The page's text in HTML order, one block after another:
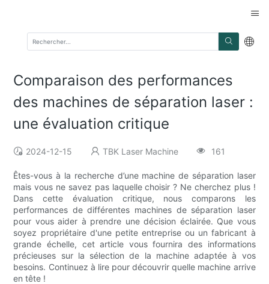
Comparaison des performances
des machines de séparation laser :
une évaluation critique
2024-12-15 TBK Laser Machine 161
Êtes-vous à la recherche d’une machine de séparation laser
mais vous ne savez pas laquelle choisir ? Ne cherchez plus !
Dans cette évaluation critique, nous comparons les
performances de différentes machines de séparation laser
pour vous aider à prendre une décision éclairée. Que vous
soyez propriétaire d'une petite entreprise ou un fabricant à
grande échelle, cet article vous fournira des informations
précieuses sur la sélection de la machine adaptée à vos
besoins. Continuez à lire pour découvrir quelle machine arrive
en tête !